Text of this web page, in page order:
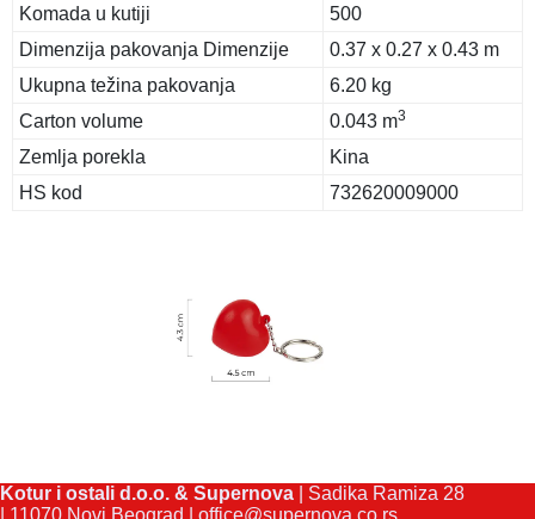
Komada u kutiji
500
Dimenzija pakovanja Dimenzije
0.37 x 0.27 x 0.43 m
Ukupna težina pakovanja
6.20 kg
Carton volume
0.043 m3
Zemlja porekla
Kina
HS kod
732620009000
Kotur i ostali d.o.o. & Supernova | Sadika Ramiza 28
| 11070 Novi Beograd | office@supernova.co.rs